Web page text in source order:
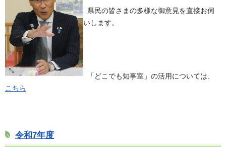
県民の皆さまの多様な御意見を直接お伺
いします。
「どこでも知事室」の活用については、
こちら
令和7年度